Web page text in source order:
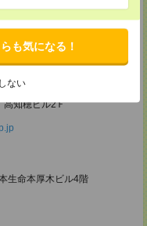
ステー
も気になる！
ない
一生命ビルディング11Ｆ
知穂ビル2Ｆ
命本厚木ビル4階